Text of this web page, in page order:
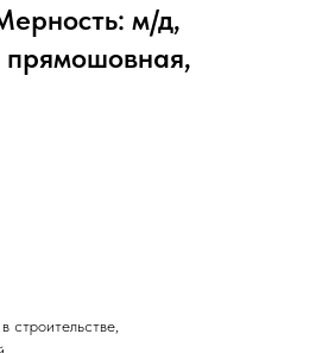
м/д,
прямошовная,
строительстве,